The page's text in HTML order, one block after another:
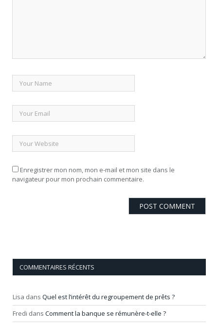
Enregistrer mon nom, mon e-mail et mon site dans le
navigateur pour mon prochain commentaire.
COMMENTAIRES RÉCENTS
Lisa dans Quel est l’intérêt du regroupement de prêts ?
Fredi dans Comment la banque se rémunère-t-elle ?